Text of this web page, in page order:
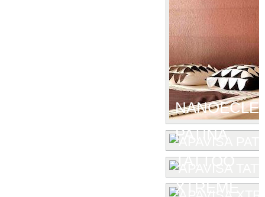
PATINA
TATTOO
XTREME